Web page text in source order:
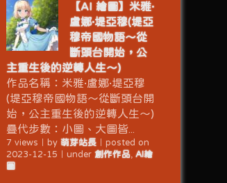
【AI 繪圖】米雅·
盧娜·堤亞穆(堤亞
穆帝國物語～從
斷頭台開始，公
主重生後的逆轉人生～)
作品名稱：米雅·盧娜·堤亞穆
(堤亞穆帝國物語～從斷頭台開
始，公主重生後的逆轉人生～)
疊代步數：小圖、大圖皆...
7 views by 萌芽站長｜ posted on
2023-12-15
under 創作作品, AI繪
圖